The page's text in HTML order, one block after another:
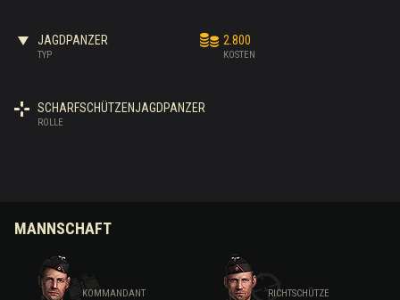
TYP
JAGDPANZER
KOSTEN
2.800
ROLLE
SCHARFSCHÜTZENJAGDPANZER
MANNSCHAFT
KOMMANDANT RICHTSCHÜTZE